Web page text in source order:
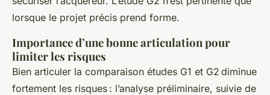
lorsque le projet précis prend forme.
Importance d’une bonne articulation pour
limiter les risques
Bien articuler la comparaison études G1 et G2 diminue
fortement les risques : l’analyse préliminaire, suivie de